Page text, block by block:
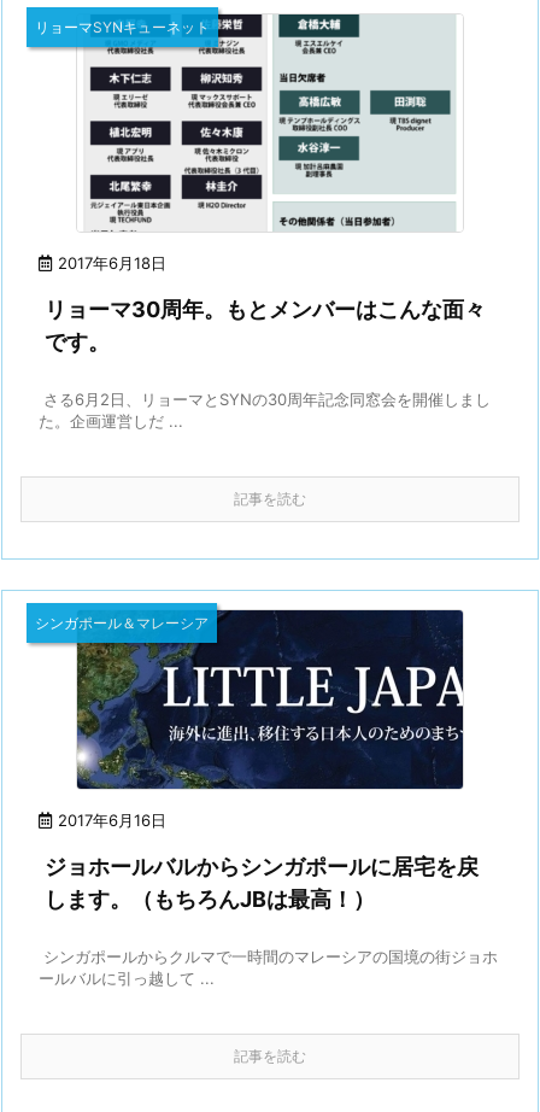
2017年6月18日
リョーマSYNキューネット
リョーマ30周年。もとメンバーはこんな面々
です。
さる6月2日、リョーマとSYNの30周年記念同窓会を開催しまし
た。企画運営しだ ...
記事を読む
2017年6月16日
シンガポール＆マレーシア
ジョホールバルからシンガポールに居宅を戻
します。（もちろんJBは最高！）
シンガポールからクルマで一時間のマレーシアの国境の街ジョホ
ールバルに引っ越して ...
記事を読む